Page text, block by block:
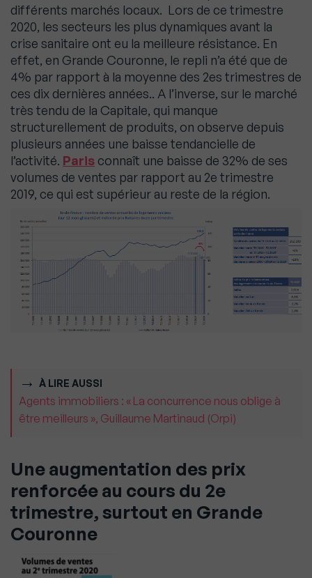
différents marchés locaux. Lors de ce trimestre
2020, les secteurs les plus dynamiques avant la
crise sanitaire ont eu la meilleure résistance. En
effet, en Grande Couronne, le repli n’a été que de
4% par rapport à la moyenne des 2es trimestres de
ces dix dernières années.. A l’inverse, sur le marché
très tendu de la Capitale, qui manque
structurellement de produits, on observe depuis
plusieurs années une baisse tendancielle de
l’activité. Paris connaît une baisse de 32% de ses
volumes de ventes par rapport au 2e trimestre
2019, ce qui est supérieur au reste de la région.
À LIRE AUSSI
Agents immobiliers : « La concurrence nous oblige à
être meilleurs », Guillaume Martinaud (Orpi)
Une augmentation des prix
renforcée au cours du 2e
trimestre, surtout en Grande
Couronne